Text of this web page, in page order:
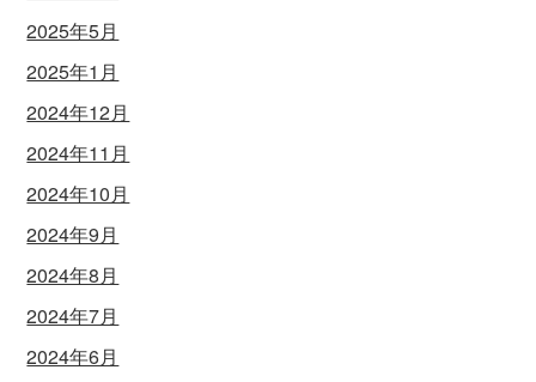
2025年5月
2025年1月
2024年12月
2024年11月
2024年10月
2024年9月
2024年8月
2024年7月
2024年6月